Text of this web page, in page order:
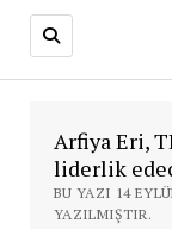
Arfiya Eri,
liderlik
BU YAZI 14
YAZILMIŞTIR.